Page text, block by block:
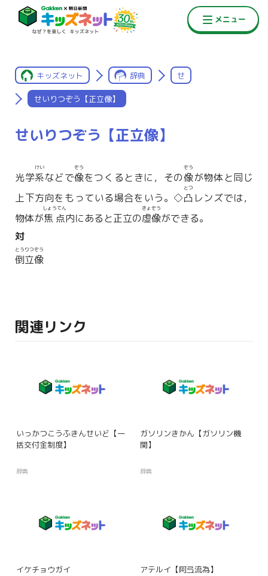
キッズネット 辞典 せ
せいりつぞう【正立像】
せいりつぞう【正立像】
光学系
けい
などで像
ぞう
をつくるときに，その像
ぞう
が物体と同じ
上下方向をもっている場合をいう。◇凸
とつ
レンズでは，
物体が焦点
しょうてん
内にあると正立の虚像
きょぞう
ができる。
対
倒立像
とうりつぞう
関連リンク
いっかつこうふきんせいど【一
括交付金制度】
辞典
ガソリンきかん【ガソリン機
関】
辞典
イケチョウガイ アテルイ【阿弖流為】